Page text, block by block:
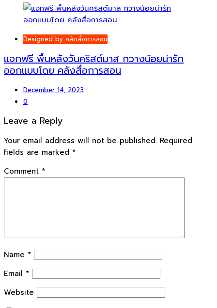
Designed by คลังสื่อการสอน
แจกฟรี พื้นหลังวันคริสต์มาส กวางน้อยน่ารัก
ออกแบบโดย คลังสื่อการสอน
December 14, 2023
0
Leave a Reply
Your email address will not be published. Required
fields are marked *
Comment *
Name *
Email *
Website